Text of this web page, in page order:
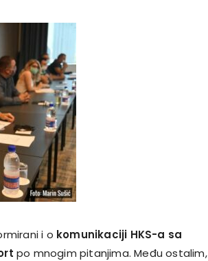
i o komunikaciji HKS-a sa
po mnogim pitanjima. Među ostalim,